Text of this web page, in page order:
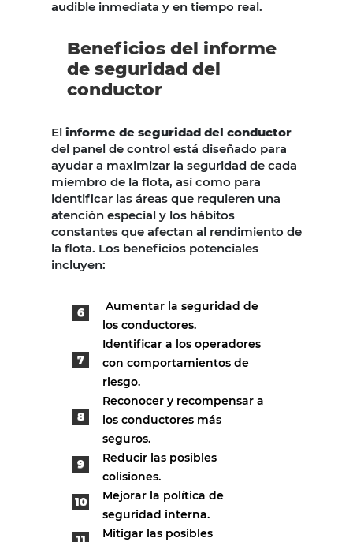
audible inmediata y en tiempo real.
Beneficios del informe
de seguridad del
conductor
El informe de seguridad del conductor
del panel de control está diseñado para
ayudar a maximizar la seguridad de cada
miembro de la flota, así como para
identificar las áreas que requieren una
atención especial y los hábitos
constantes que afectan al rendimiento de
la flota. Los beneficios potenciales
incluyen:
Aumentar la seguridad de
los conductores.
Identificar a los operadores
con comportamientos de
riesgo.
Reconocer y recompensar a
los conductores más
seguros.
Reducir las posibles
colisiones.
Mejorar la política de
seguridad interna.
Mitigar las posibles